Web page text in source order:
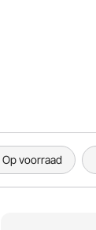
Op voorraad